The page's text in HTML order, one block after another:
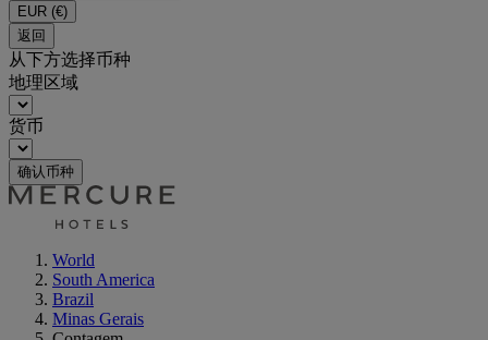
EUR (€)
返回
从下方选择币种
地理区域
货币
确认币种
World
South America
Brazil
Minas Gerais